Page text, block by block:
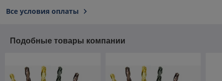
Все условия оплаты
Подобные товары компании